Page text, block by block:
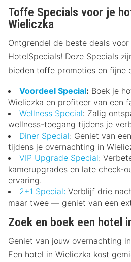
Toffe Specials voor je
Wieliczka
Ontgrendel de beste deals
HotelSpecials! Deze Specials
bieden toffe promoties en fijne
Voordeel Special: Boek je
Wieliczka en profiteer van een
Wellness Special: Zalig
wellness-toegang tijdens je
Diner Special: Geniet van
tijdens je overnachting in
VIP Upgrade Special:
kamerupgrades en late check-
ervaring.
2+1 Special: Verblijf drie
maar twee — geniet van een
Zoek en boek een hotel
Geniet van jouw overnachting
Een hotel in Wieliczka kost